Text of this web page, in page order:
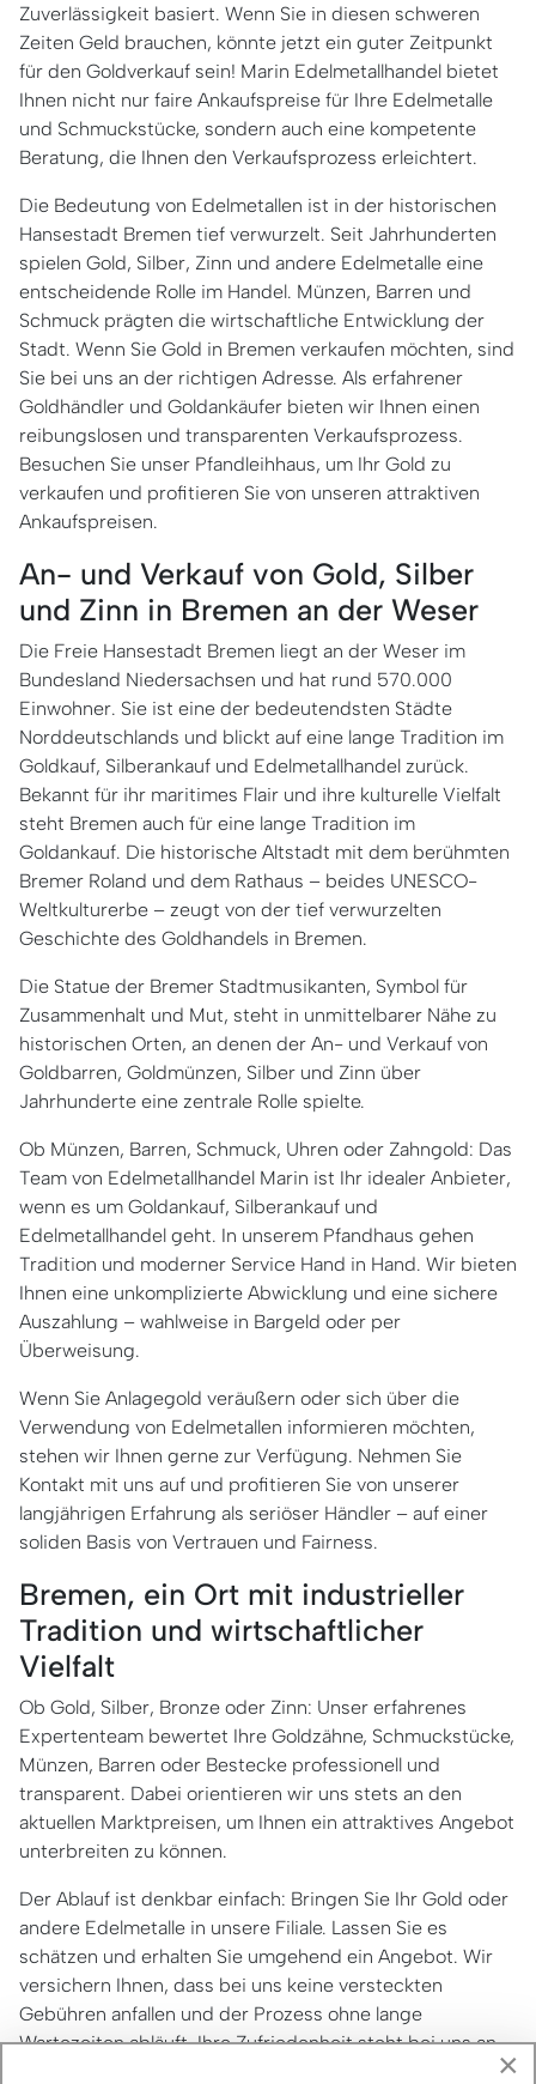
Zuverlässigkeit basiert. Wenn Sie in diesen schweren
Zeiten Geld brauchen, könnte jetzt ein guter Zeitpunkt
für den Goldverkauf sein! Marin Edelmetallhandel bietet
Ihnen nicht nur faire Ankaufspreise für Ihre Edelmetalle
und Schmuckstücke, sondern auch eine kompetente
Beratung, die Ihnen den Verkaufsprozess erleichtert.
Die Bedeutung von Edelmetallen ist in der historischen
Hansestadt Bremen tief verwurzelt. Seit Jahrhunderten
spielen Gold, Silber, Zinn und andere Edelmetalle eine
entscheidende Rolle im Handel. Münzen, Barren und
Schmuck prägten die wirtschaftliche Entwicklung der
Stadt. Wenn Sie Gold in Bremen verkaufen möchten, sind
Sie bei uns an der richtigen Adresse. Als erfahrener
Goldhändler und Goldankäufer bieten wir Ihnen einen
reibungslosen und transparenten Verkaufsprozess.
Besuchen Sie unser Pfandleihhaus, um Ihr Gold zu
verkaufen und profitieren Sie von unseren attraktiven
Ankaufspreisen.
An- und Verkauf von Gold, Silber
und Zinn in Bremen an der Weser
Die Freie Hansestadt Bremen liegt an der Weser im
Bundesland Niedersachsen und hat rund 570.000
Einwohner. Sie ist eine der bedeutendsten Städte
Norddeutschlands und blickt auf eine lange Tradition im
Goldkauf, Silberankauf und Edelmetallhandel zurück.
Bekannt für ihr maritimes Flair und ihre kulturelle Vielfalt
steht Bremen auch für eine lange Tradition im
Goldankauf. Die historische Altstadt mit dem berühmten
Bremer Roland und dem Rathaus – beides UNESCO-
Weltkulturerbe – zeugt von der tief verwurzelten
Geschichte des Goldhandels in Bremen.
Die Statue der Bremer Stadtmusikanten, Symbol für
Zusammenhalt und Mut, steht in unmittelbarer Nähe zu
historischen Orten, an denen der An- und Verkauf von
Goldbarren, Goldmünzen, Silber und Zinn über
Jahrhunderte eine zentrale Rolle spielte.
Ob Münzen, Barren, Schmuck, Uhren oder Zahngold: Das
Team von Edelmetallhandel Marin ist Ihr idealer Anbieter,
wenn es um Goldankauf, Silberankauf und
Edelmetallhandel geht. In unserem Pfandhaus gehen
Tradition und moderner Service Hand in Hand. Wir bieten
Ihnen eine unkomplizierte Abwicklung und eine sichere
Auszahlung – wahlweise in Bargeld oder per
Überweisung.
Wenn Sie Anlagegold veräußern oder sich über die
Verwendung von Edelmetallen informieren möchten,
stehen wir Ihnen gerne zur Verfügung. Nehmen Sie
Kontakt mit uns auf und profitieren Sie von unserer
langjährigen Erfahrung als seriöser Händler – auf einer
soliden Basis von Vertrauen und Fairness.
Bremen, ein Ort mit industrieller
Tradition und wirtschaftlicher
Vielfalt
Ob Gold, Silber, Bronze oder Zinn: Unser erfahrenes
Expertenteam bewertet Ihre Goldzähne, Schmuckstücke,
Münzen, Barren oder Bestecke professionell und
transparent. Dabei orientieren wir uns stets an den
aktuellen Marktpreisen, um Ihnen ein attraktives Angebot
unterbreiten zu können.
Der Ablauf ist denkbar einfach: Bringen Sie Ihr Gold oder
andere Edelmetalle in unsere Filiale. Lassen Sie es
schätzen und erhalten Sie umgehend ein Angebot. Wir
versichern Ihnen, dass bei uns keine versteckten
Gebühren anfallen und der Prozess ohne lange
Wartezeiten abläuft. Ihre Zufriedenheit steht bei uns an
×